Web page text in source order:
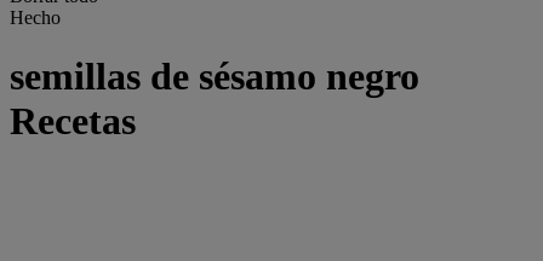
Hecho
semillas de sésamo negro
Recetas